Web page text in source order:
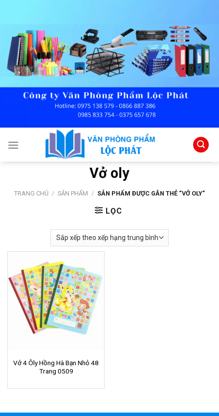
content
Vở oly
TRANG CHỦ / SẢN PHẨM / SẢN PHẨM ĐƯỢC GẮN THẺ “VỞ OLY”
LỌC
Vở 4 Ôly Hồng Hà Bạn Nhỏ 48
Trang 0509